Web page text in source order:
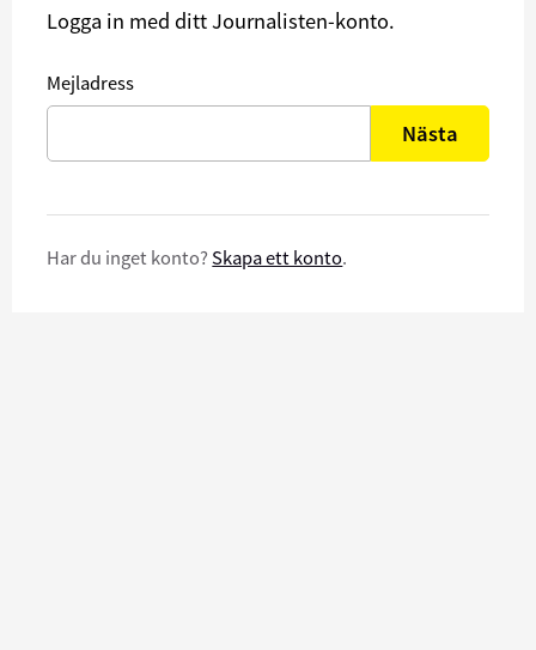
Logga in med ditt Journalisten-konto.
Mejladress
Nästa
Har du inget konto? Skapa ett konto.